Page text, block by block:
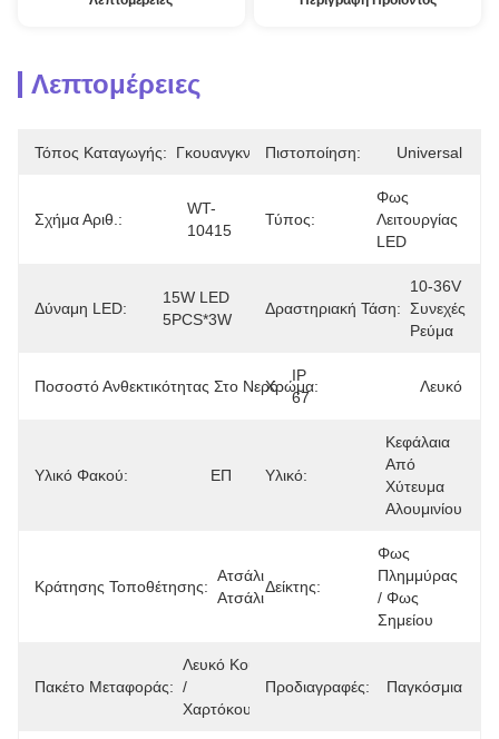
Λεπτομέρειες
Τόπος Καταγωγής: ΓκουανγκντόνγκΠιστοποίηση: Universal
Σχήμα Αριθ.:
WT-
10415
Τύπος:
Φως
Λειτουργίας
LED
Δύναμη LED:
15W LED
5PCS*3W
Δραστηριακή Τάση:
10-36V
Συνεχές
Ρεύμα
Ποσοστό Ανθεκτικότητας Στο Νερό:
IP
67
Χρώμα: Λευκό
Υλικό Φακού: ΕΠ Υλικό:
Κεφάλαια
Από
Χύτευμα
Αλουμινίου
Κράτησης Τοποθέτησης:
Ατσάλι
Ατσάλι
Δείκτης:
Φως
Πλημμύρας
/ Φως
Σημείου
Πακέτο Μεταφοράς:
Λευκό Κουτί
/
Χαρτόκουτο
Προδιαγραφές: Παγκόσμια